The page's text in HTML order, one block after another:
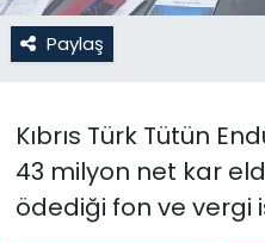
Paylaş
Kıbrıs Türk Tütün
43 milyon net kar
ödediği fon ve vergi
Nöbetçi Eczaneler
Otomobil Dünyası
Politika
SAĞLIK